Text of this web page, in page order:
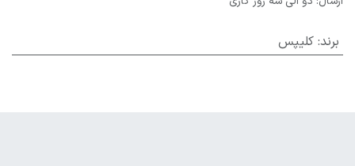
برند: کلیپس